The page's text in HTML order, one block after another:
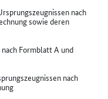
nach
sowie deren
Formblatt A und
nach